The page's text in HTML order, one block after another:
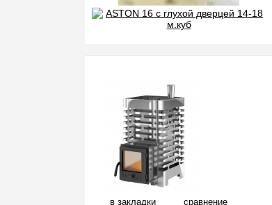
в закладки сравнение